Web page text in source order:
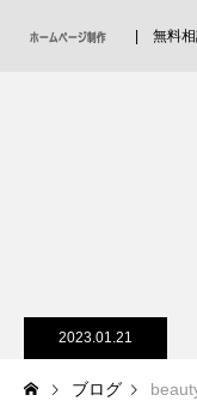
| 無料相
2023.01.21
ブログ